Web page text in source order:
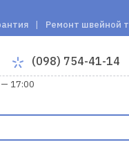
Ремонт швейной
(098) 754-41-14
17:00